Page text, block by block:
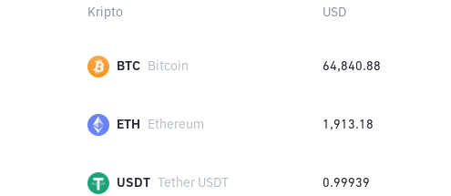
Kripto USD
BTC Bitcoin 64,840.88
ETH Ethereum 1,913.18
USDT Tether USDT 0.99939